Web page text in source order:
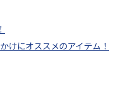
けにオススメのアイテム！